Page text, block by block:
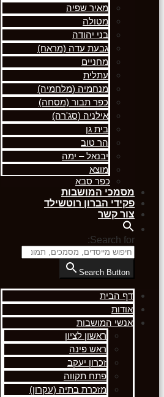
מאיר שפיה
מטולה
בני יהודה
גבעת עדה (מראח)
מחניים
עתלית
מנחמיה (מלחמיה)
כפר תבור (מסחה)
אילניה (סג'רה)
בית גן
הר טוב
יבנאל – ימה
מוצא
כפר סבא
מסמכי המושבות
פקידי הברון רוטשילד
צור קשר
Search for:
Search Button
דף הבית
אודות
אנשי המושבות
ראשון לציון
ראש פינה
זכרון יעקב
פתח תקווה
מזכרת בתיה (עקרון)